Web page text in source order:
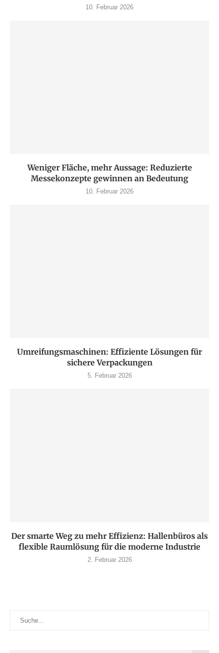
10. Februar 2026
Weniger Fläche, mehr Aussage: Reduzierte
Messekonzepte gewinnen an Bedeutung
10. Februar 2026
Umreifungsmaschinen: Effiziente Lösungen für
sichere Verpackungen
5. Februar 2026
Der smarte Weg zu mehr Effizienz: Hallenbüros als
flexible Raumlösung für die moderne Industrie
2. Februar 2026